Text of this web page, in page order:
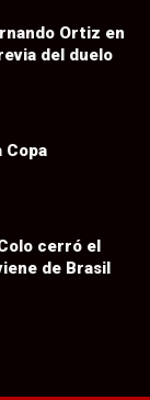
Ortiz en
del duelo
Copa
cerró el
de Brasil